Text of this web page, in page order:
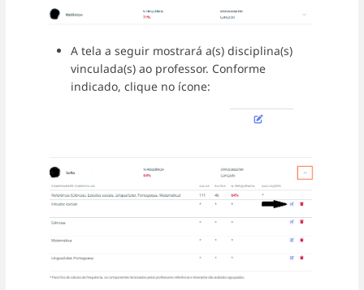
A tela a seguir mostrará a(s) disciplina(s)
vinculada(s) ao professor. Conforme
indicado, clique no ícone: